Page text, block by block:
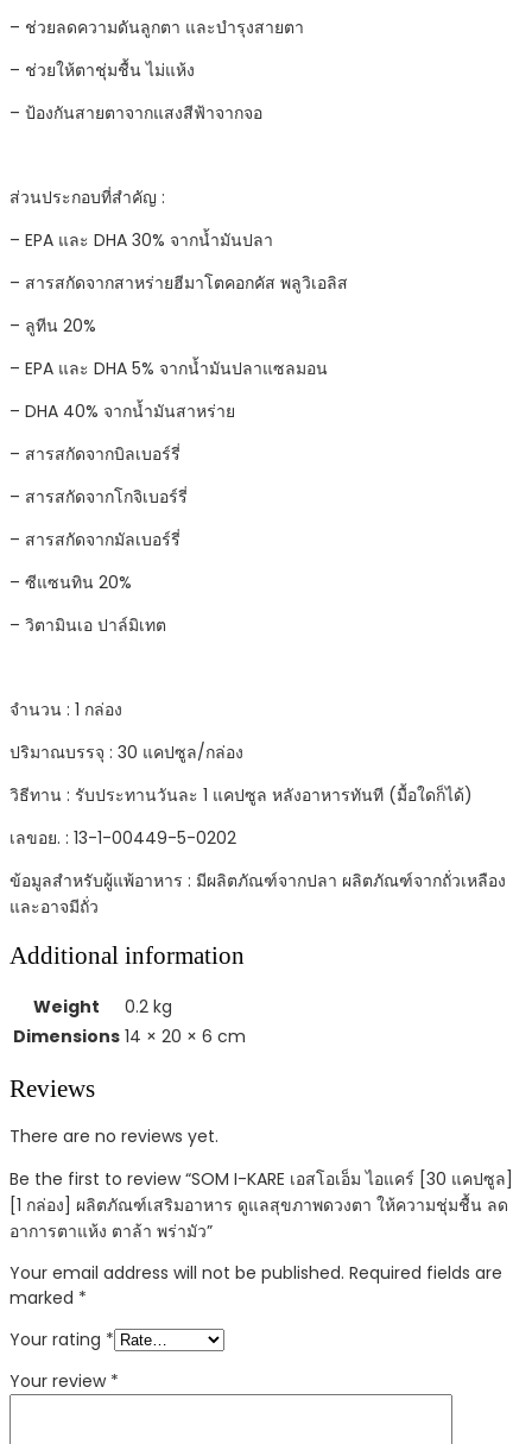
พร่า
– ช่วยลดความดันลูกตา และบำรุงสายตา
– ช่วยให้ตาชุ่มชื้น ไม่แห้ง
– ป้องกันสายตาจากแสงสีฟ้าจากจอ
ส่วนประกอบที่สำคัญ :
– EPA และ DHA 30% จากน้ำมันปลา
– สารสกัดจากสาหร่ายฮีมาโตคอกคัส พลูวิเอลิส
– ลูทีน 20%
– EPA และ DHA 5% จากน้ำมันปลาแซลมอน
– DHA 40% จากน้ำมันสาหร่าย
– สารสกัดจากบิลเบอร์รี่
– สารสกัดจากโกจิเบอร์รี่
– สารสกัดจากมัลเบอร์รี่
– ซีแซนทิน 20%
– วิตามินเอ ปาล์มิเทต
จำนวน : 1 กล่อง
ปริมาณบรรจุ : 30 แคปซูล/กล่อง
วิธีทาน : รับประทานวันละ 1 แคปซูล หลังอาหารทันที (มื้อใดก็ได้)
เลขอย. : 13-1-00449-5-0202
ข้อมูลสำหรับผู้แพ้อาหาร : มีผลิตภัณฑ์จากปลา ผลิตภัณฑ์จากถั่วเหลือง
และอาจมีถั่ว
Additional information
Weight
0.2 kg
Dimensions 14 × 20 × 6 cm
Reviews
There are no reviews yet.
Be the first to review “SOM I-KARE เอสโอเอ็ม ไอแคร์ [30 แคปซูล]
[1 กล่อง] ผลิตภัณฑ์เสริมอาหาร ดูแลสุขภาพดวงตา ให้ความชุ่มชื้น ลด
อาการตาแห้ง ตาล้า พร่ามัว”
Your email address will not be published. Required fields are
marked *
Your rating *
Your review *